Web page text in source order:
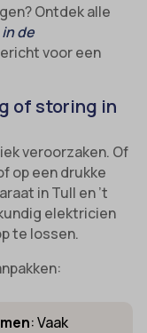
Ontdek alle
de
voor een
of storing in
veroorzaken. Of
op een drukke
in Tull en ’t
elektricien
te lossen.
: Vaak